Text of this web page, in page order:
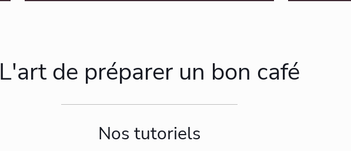
L'art de préparer un bon café
Nos tutoriels